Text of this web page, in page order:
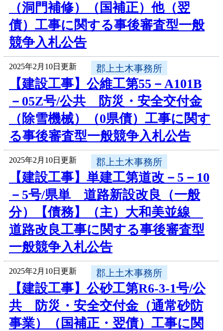
（洞門補修）（国補正）他（翌
債）工事に関する事後審査型一般
競争入札公告
2025年2月10日更新 郡上土木事務所
【建設工事】公維工第55－A101B
－05Z号/公共 防災・安全交付金
（除雪機械）（0県債）工事に関す
る事後審査型一般競争入札公告
2025年2月10日更新 郡上土木事務所
【建設工事】単建工第道改－5－10
－5号/県単 道路新設改良（一般
分）【債務】（主）大和美並線
道路改良工事に関する事後審査型
一般競争入札公告
2025年2月10日更新 郡上土木事務所
【建設工事】公砂工第R6-3-1号/公
共 防災・安全交付金（通常砂防
事業）（国補正・翌債）工事に関